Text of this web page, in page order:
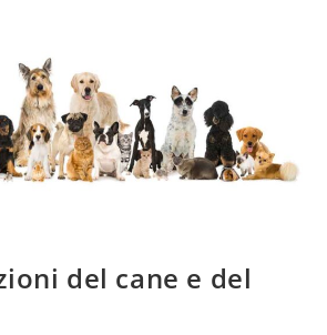
del cane e del